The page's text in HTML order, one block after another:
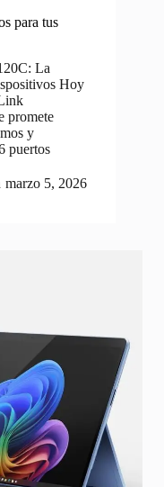
para tus
La
Hoy
promete
y
puertos
marzo 5, 2026